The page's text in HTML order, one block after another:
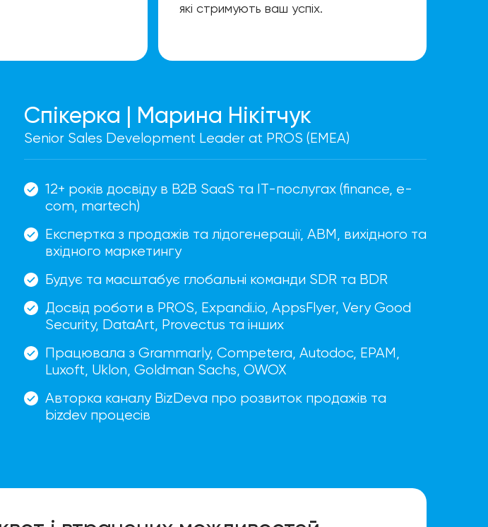
які стримують ваш успіх.
Спікерка | Марина Нікітчук
Senior Sales Development Leader at PROS (EMEA)
12+ років досвіду в B2B SaaS та ІТ-послугах (finance, e-
com, martech)
Експертка з продажів та лідогенерації, ABM, вихідного та
вхідного маркетингу
Будує та масштабує глобальні команди SDR та BDR
Досвід роботи в PROS, Expandi.io, AppsFlyer, Very Good
Security, DataArt, Provectus та інших
Працювала з Grammarly, Competera, Autodoc, EPAM,
Luxoft, Uklon, Goldman Sachs, OWOX
Авторка каналу BizDeva про розвиток продажів та
bizdev процесів